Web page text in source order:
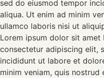
sed do eiusmod tempor
aliqua. Ut enim ad minim
ullamco laboris nisi ut
Lorem ipsum dolor sit
consectetur adipiscing elit,
incididunt ut labore et
minim veniam, quis